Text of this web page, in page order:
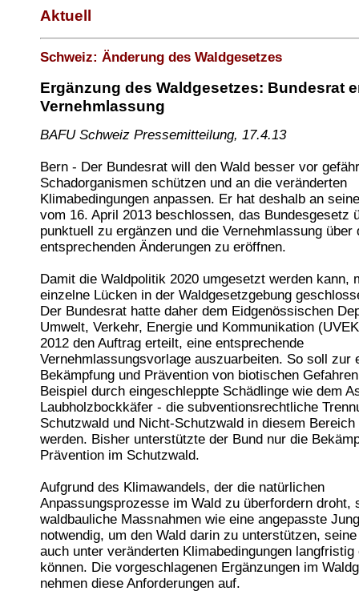
Aktuell
Schweiz: Änderung des Waldgesetzes
Ergänzung des Waldgesetzes: Bundesrat
Vernehmlassung
BAFU Schweiz Pressemitteilung, 17.4.13
Bern - Der Bundesrat will den Wald besser vor
Schadorganismen schützen und an die veränderten
Klimabedingungen anpassen. Er hat deshalb an
vom 16. April 2013 beschlossen, das Bundesgesetz
punktuell zu ergänzen und die Vernehmlassung über
entsprechenden Änderungen zu eröffnen.
Damit die Waldpolitik 2020 umgesetzt werden kann,
einzelne Lücken in der Waldgesetzgebung
Der Bundesrat hatte daher dem Eidgenössischen
Umwelt, Verkehr, Energie und Kommunikation
2012 den Auftrag erteilt, eine entsprechende
Vernehmlassungsvorlage auszuarbeiten. So soll zur
Bekämpfung und Prävention von biotischen
Beispiel durch eingeschleppte Schädlinge wie dem
Laubholzbockkäfer - die subventionsrechtliche
Schutzwald und Nicht-Schutzwald in diesem Bereich
werden. Bisher unterstützte der Bund nur die
Prävention im Schutzwald.
Aufgrund des Klimawandels, der die natürlichen
Anpassungsprozesse im Wald zu überfordern droht,
waldbauliche Massnahmen wie eine angepasste
notwendig, um den Wald darin zu unterstützen,
auch unter veränderten Klimabedingungen langfristig
können. Die vorgeschlagenen Ergänzungen im
nehmen diese Anforderungen auf.